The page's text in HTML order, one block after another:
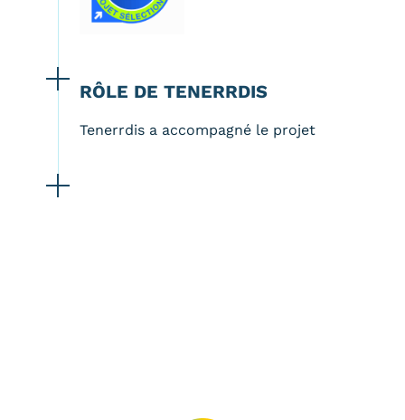
RÔLE DE TENERRDIS
Tenerrdis a accompagné le projet